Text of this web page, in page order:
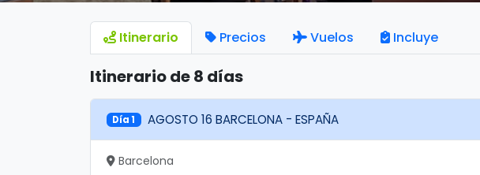
Itinerario Precios Vuelos Incluye
Itinerario de 8 días
Día 1 AGOSTO 16 BARCELONA - ESPAÑA
Barcelona